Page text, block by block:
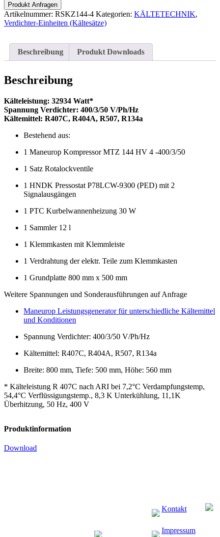
Produkt Anfragen
Artikelnummer: RSKZ144-4 Kategorien: KÄLTETECHNIK,
Verdichter-Einheiten (Kältesätze)
Beschreibung Produkt Downloads
Beschreibung
Kälteleistung: 32934 Watt*
Spannung Verdichter: 400/3/50 V/Ph/Hz
Kältemittel: R407C, R404A, R507, R134a
Bestehend aus:
1 Maneurop Kompressor MTZ 144 HV 4 -400/3/50
1 Satz Rotalockventile
1 HNDK Pressostat P78LCW-9300 (PED) mit 2
Signalausgängen
1 PTC Kurbelwannenheizung 30 W
1 Sammler 12 l
1 Klemmkasten mit Klemmleiste
1 Verdrahtung der elektr. Teile zum Klemmkasten
1 Grundplatte 800 mm x 500 mm
Weitere Spannungen und Sonderausführungen auf Anfrage
Maneurop Leistungsgenerator für unterschiedliche Kältemittel
und Konditionen
Spannung Verdichter: 400/3/50 V/Ph/Hz
Kältemittel: R407C, R404A, R507, R134a
Breite: 800 mm, Tiefe: 500 mm, Höhe: 560 mm
* Kälteleistung R 407C nach ARI bei 7,2°C Verdampfungstemp,
54,4°C Verflüssigungstemp., 8,3 K Unterkühlung, 11,1K
Überhitzung, 50 Hz, 400 V
Produktinformation
Download
Kontakt
Impressum